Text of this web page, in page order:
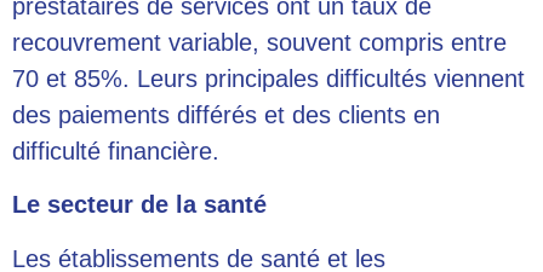
prestataires de services ont un taux de
recouvrement variable, souvent compris entre
70 et 85%. Leurs principales difficultés viennent
des paiements différés et des clients en
difficulté financière.
Le secteur de la santé
Les établissements de santé et les